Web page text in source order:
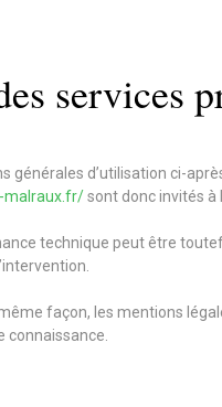
services
générales d’utilisation ci-
malraux.fr/sont donc invités à
technique peut être
façon, les mentions
connaissance.